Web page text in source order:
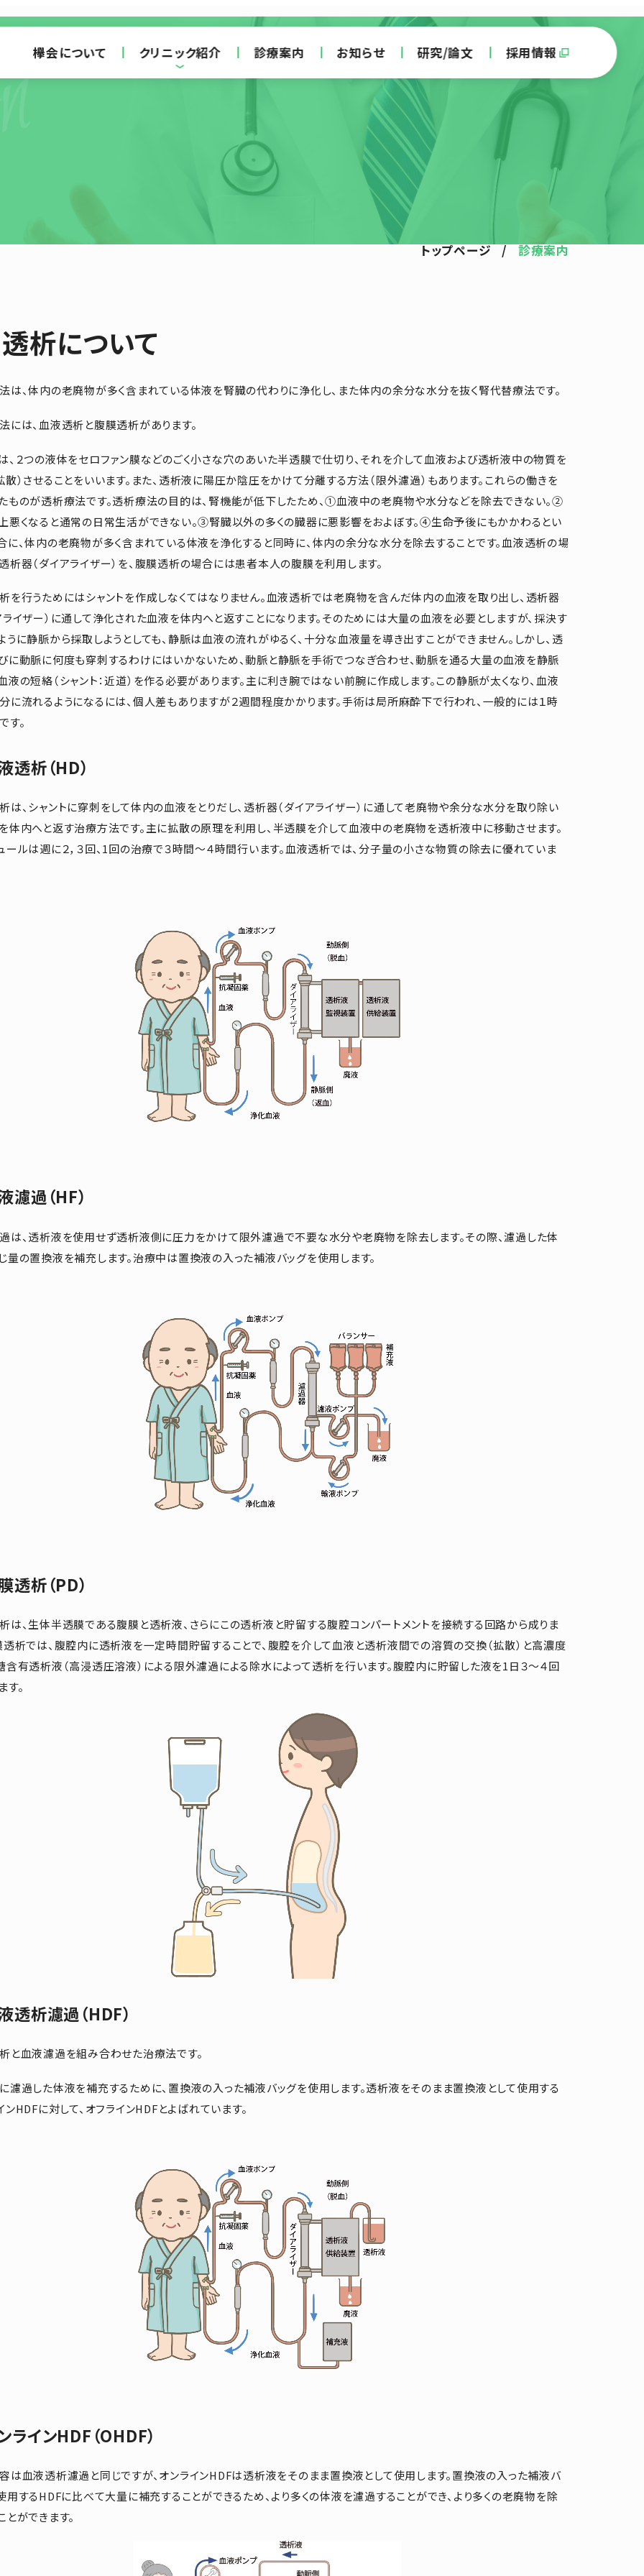
欅会について クリニック紹介 診療案内 お知らせ 研究/論文 採用情報
トップページ / 診療案内
透析について
は、体内の老廃物が多く含まれている体液を腎臓の代わりに浄化し、また体内の余分な水分を抜く腎代替療法です。
には、血液透析と腹膜透析があります。
、２つの液体をセロファン膜などのごく小さな穴のあいた半透膜で仕切り、それを介して血液および透析液中の物質を
散）させることをいいます。また、透析液に陽圧か陰圧をかけて分離する方法（限外濾過）もあります。これらの働きを
ものが透析療法です。透析療法の目的は、腎機能が低下したため、①血液中の老廃物や水分などを除去できない。②
悪くなると通常の日常生活ができない。③腎臓以外の多くの臓器に悪影響をおよぼす。④生命予後にもかかわるとい
に、体内の老廃物が多く含まれている体液を浄化すると同時に、体内の余分な水分を除去することです。血液透析の場
析器（ダイアライザー）を、腹膜透析の場合には患者本人の腹膜を利用します。
を行うためにはシャントを作成しなくてはなりません。血液透析では老廃物を含んだ体内の血液を取り出し、透析器
ライザー）に通して浄化された血液を体内へと返すことになります。そのためには大量の血液を必要としますが、採決す
うに静脈から採取しようとしても、静脈は血液の流れがゆるく、十分な血液量を導き出すことができません。しかし、透
に動脈に何度も穿刺するわけにはいかないため、動脈と静脈を手術でつなぎ合わせ、動脈を通る大量の血液を静脈
液の短絡（シャント：近道）を作る必要があります。主に利き腕ではない前腕に作成します。この静脈が太くなり、血液
に流れるようになるには、個人差もありますが２週間程度かかります。手術は局所麻酔下で行われ、一般的には１時
す。
析（HD）
は、シャントに穿刺をして体内の血液をとりだし、透析器（ダイアライザー）に通して老廃物や余分な水分を取り除い
体内へと返す治療方法です。主に拡散の原理を利用し、半透膜を介して血液中の老廃物を透析液中に移動させます。
ールは週に２，３回、1回の治療で３時間～４時間行います。血液透析では、分子量の小さな物質の除去に優れていま
過（HF）
は、透析液を使用せず透析液側に圧力をかけて限外濾過で不要な水分や老廃物を除去します。その際、濾過した体
量の置換液を補充します。治療中は置換液の入った補液バッグを使用します。
析（PD）
は、生体半透膜である腹膜と透析液、さらにこの透析液と貯留する腹腔コンパートメントを接続する回路から成りま
透析では、腹腔内に透析液を一定時間貯留することで、腹腔を介して血液と透析液間での溶質の交換（拡散）と高濃度
含有透析液（高浸透圧溶液）による限外濾過による除水によって透析を行います。腹腔内に貯留した液を1日３～４回
す。
析濾過（HDF）
と血液濾過を組み合わせた治療法です。
濾過した体液を補充するために、置換液の入った補液バッグを使用します。透析液をそのまま置換液として使用する
ンHDFに対して、オフラインHDFとよばれています。
インHDF（OHDF）
は血液透析濾過と同じですが、オンラインHDFは透析液をそのまま置換液として使用します。置換液の入った補液バ
用するHDFに比べて大量に補充することができるため、より多くの体液を濾過することができ、より多くの老廃物を除
とができます。